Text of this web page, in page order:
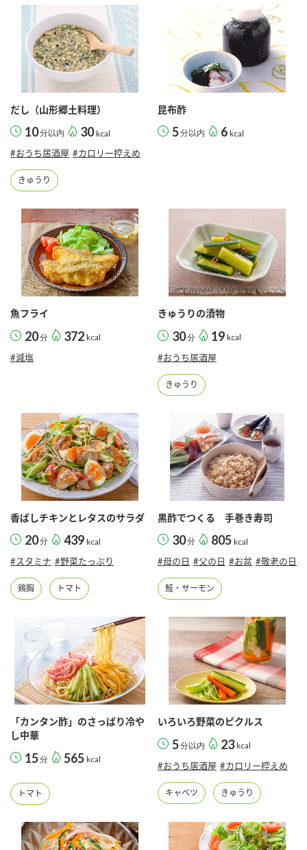
だし（山形郷土料理）
10分以内 30 kcal
#おうち居酒屋 #カロリー控えめ
きゅうり
昆布酢
5分以内 6 kcal
魚フライ
20分 372 kcal
#減塩
きゅうりの漬物
30分 19 kcal
#おうち居酒屋
きゅうり
香ばしチキンとレタスのサラダ
20分 439 kcal
#スタミナ #野菜たっぷり
鶏胸 トマト
黒酢でつくる 手巻き寿司
30分 805 kcal
#母の日 #父の日 #お盆 #敬老の日
鮭・サーモン
「カンタン酢」のさっぱり冷や
し中華
15分 565 kcal
トマト
いろいろ野菜のピクルス
5分以内 23 kcal
#おうち居酒屋 #カロリー控えめ
キャベツ きゅうり